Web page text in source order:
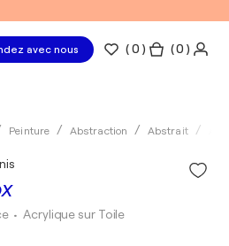
avec nous (0 ) ( 0 )
Peinture Abstraction Abstrait
•Acrylique sur Toile